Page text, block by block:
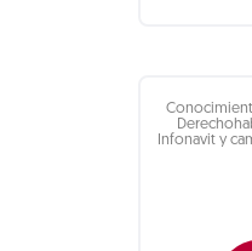
Infonavit y